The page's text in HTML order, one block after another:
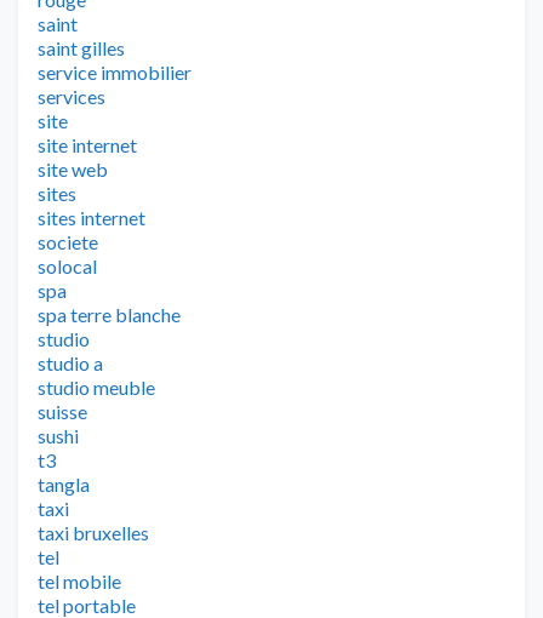
saint
saint gilles
service immobilier
services
site
site internet
site web
sites
sites internet
societe
solocal
spa
spa terre blanche
studio
studio a
studio meuble
suisse
sushi
t3
tangla
taxi
taxi bruxelles
tel
tel mobile
tel portable